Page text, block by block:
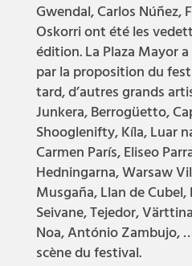
Gwendal, Carlos Núñez,
Oskorri ont été les
édition. La Plaza Mayor
par la proposition du
tard, d’autres grands
Junkera, Berrogüetto,
Shooglenifty, Kíla, Luar
Carmen París, Eliseo
Hedningarna, Warsaw
Musgaña, Llan de Cubel,
Seivane, Tejedor,
Noa, António Zambujo,
scène du festival.